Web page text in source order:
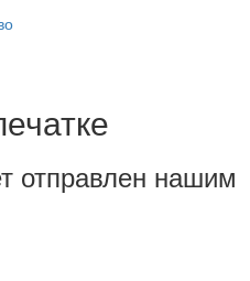
отправлен нашим